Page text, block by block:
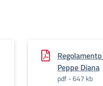
Peppe Diana
pdf - 647 kb